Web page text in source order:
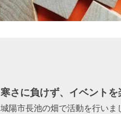
寒さに負けず、イベントを
城陽市長池の畑で活動を行い